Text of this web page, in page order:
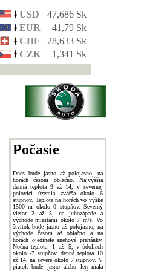
USD
47,686 Sk
EUR
41,79 Sk
CHF
28,633 Sk
CZK
1,341 Sk
Počasie
Dnes bude jasno až polojasno, na
horách časom oblačno. Najvyššia
denná teplota 9 až 14, v severnej
polovici územia zväčša okolo 6
stupňov. Teplota na horách vo výške
1500 m okolo 0 stupňov. Severný
vietor 2 až 5, na juhozápade a
východe miestami okolo 7 m/s. Vo
štvrtok bude jasno až polojasno, na
východe časom až oblačno a na
horách ojedinele snehové prehánky.
Nočná teplota -1 až -5, v údoliach
okolo -7 stupňov, denná teplota 10
až 14, na severe okolo 7 stupňov. V
piatok bude jasno alebo len malá